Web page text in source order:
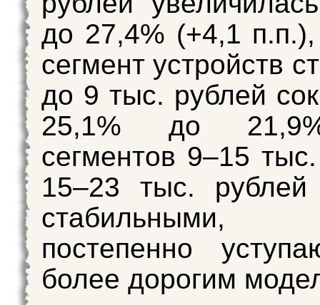
до 27,4% (+4,1 п.п.),
сегмент устройств
до 9 тыс. рублей
25,1% до
сегментов 9–15
15–23 тыс. рублей
стабильными,
постепенно
более дорогим